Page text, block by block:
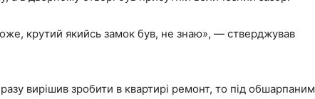
крутий якийсь замок був, не знаю», — стверджував
вирішив зробити в квартирі ремонт, то під обшарпаним